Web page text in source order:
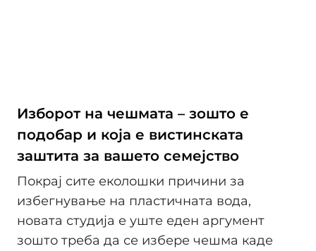
Изборот на чешмата – зошто е
подобар и која е вистинската
заштита за вашето семејство
Покрај сите еколошки причини за
избегнување на пластичната вода,
новата студија е уште еден аргумент
зошто треба да се избере чешма каде